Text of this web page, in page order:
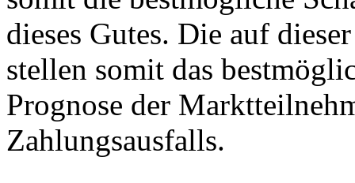
dieses Gutes. Die auf
stellen somit das
Prognose der
Zahlungsausfalls.